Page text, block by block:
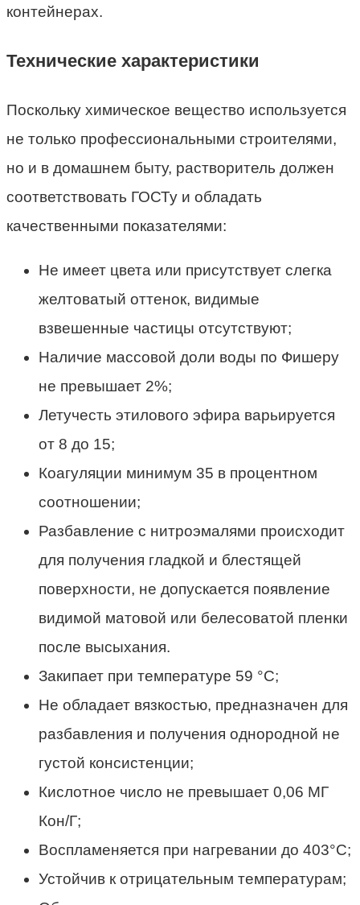
контейнерах.
Технические характеристики
Поскольку химическое вещество используется
не только профессиональными строителями,
но и в домашнем быту, растворитель должен
соответствовать ГОСТу и обладать
качественными показателями:
Не имеет цвета или присутствует слегка
желтоватый оттенок, видимые
взвешенные частицы отсутствуют;
Наличие массовой доли воды по Фишеру
не превышает 2%;
Летучесть этилового эфира варьируется
от 8 до 15;
Коагуляции минимум 35 в процентном
соотношении;
Разбавление с нитроэмалями происходит
для получения гладкой и блестящей
поверхности, не допускается появление
видимой матовой или белесоватой пленки
после высыхания.
Закипает при температуре 59 °С;
Не обладает вязкостью, предназначен для
разбавления и получения однородной не
густой консистенции;
Кислотное число не превышает 0,06 МГ
Кон/Г;
Воспламеняется при нагревании до 403°С;
Устойчив к отрицательным температурам;